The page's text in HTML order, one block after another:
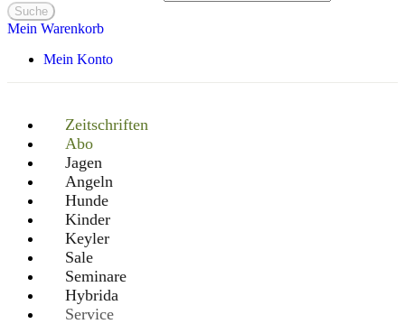
Suche
Mein Warenkorb
Mein Konto
Zeitschriften
Abo
Jagen
Angeln
Hunde
Kinder
Keyler
Sale
Seminare
Hybrida
Service